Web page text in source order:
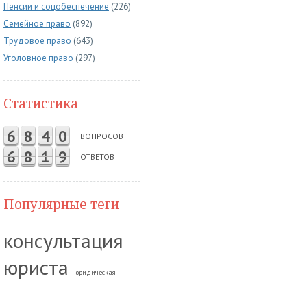
Пенсии и соцобеспечение (226)
Семейное право (892)
Трудовое право (643)
Уголовное право (297)
Статистика
6 8 4 0 ВОПРОСОВ
6 8 1 9 ОТВЕТОВ
Популярные теги
консультация
юриста
юридическая